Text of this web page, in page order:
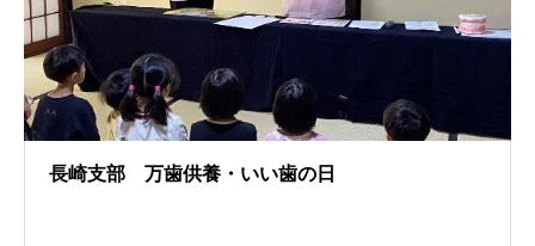
長崎支部 万歯供養・いい歯の日